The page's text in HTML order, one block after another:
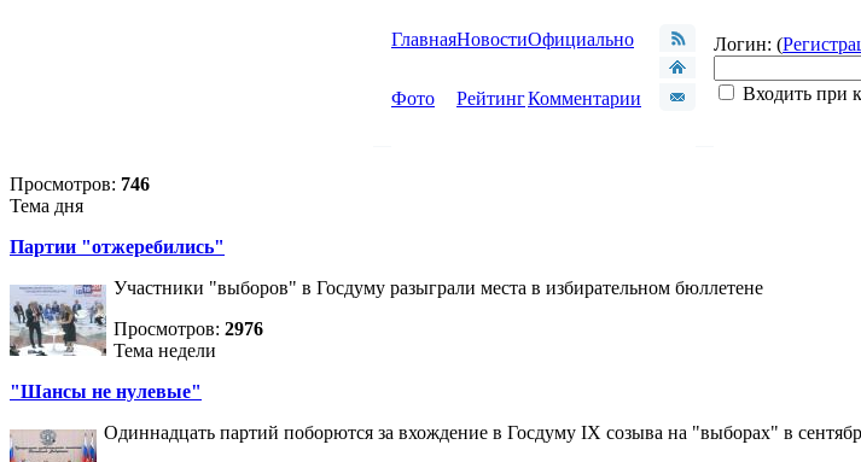
ГлавнаяНовостиОфициально
Фото РейтингКомментарии
Логин: (
Входить при
Просмотров: 746
Тема дня
Партии "отжеребились"
Участники "выборов" в Госдуму разыграли места в избирательном бюллетене
Просмотров: 2976
Тема недели
"Шансы не нулевые"
Одиннадцать партий поборются за вхождение в Госдуму IX созыва на "выборах" в